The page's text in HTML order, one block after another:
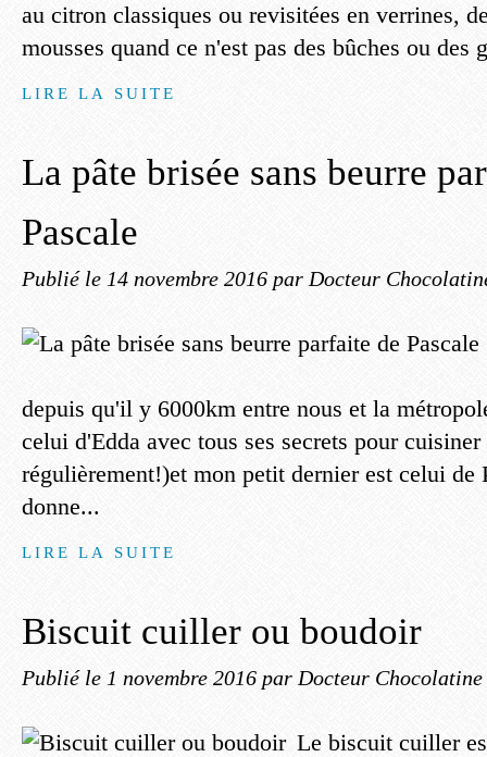
au citron classiques ou revisitées en verrines,
mousses quand ce n'est pas des bûches ou des
LIRE LA SUITE
La pâte brisée sans beurre
Pascale
Publié le 14 novembre 2016 par Docteur
depuis qu'il y 6000km entre nous et la
celui d'Edda avec tous ses secrets pour
régulièrement!)et mon petit dernier est celui de
donne...
LIRE LA SUITE
Biscuit cuiller ou boudoir
Publié le 1 novembre 2016 par Docteur Chocolatine
Le biscuit cuiller